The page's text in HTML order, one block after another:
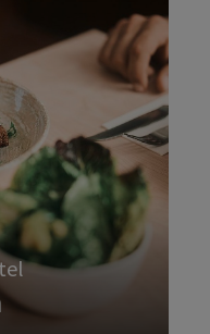
Im
und
laden
und kreative
ein. Ob
– gekocht wird
Natur gerade